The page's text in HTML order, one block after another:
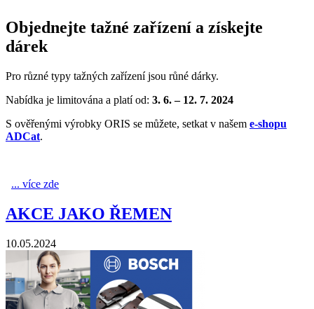
Objednejte tažné zařízení a získejte
dárek
Pro různé typy tažných zařízení jsou růné dárky.
Nabídka je limitována a platí od: 3. 6. – 12. 7. 2024
S ověřenými výrobky ORIS se můžete, setkat v našem e-shopu
ADCat.
... více zde
AKCE JAKO ŘEMEN
10.05.2024